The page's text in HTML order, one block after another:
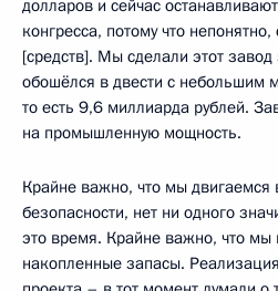
долларов и сейчас
конгресса, потому что
[средств]. Мы сделали этот
обошёлся в двести с небольшим
то есть 9,6 миллиарда рублей.
на промышленную мощность.
Крайне важно, что мы двигаемся
безопасности, нет ни одного
это время. Крайне важно, что мы
накопленные запасы.